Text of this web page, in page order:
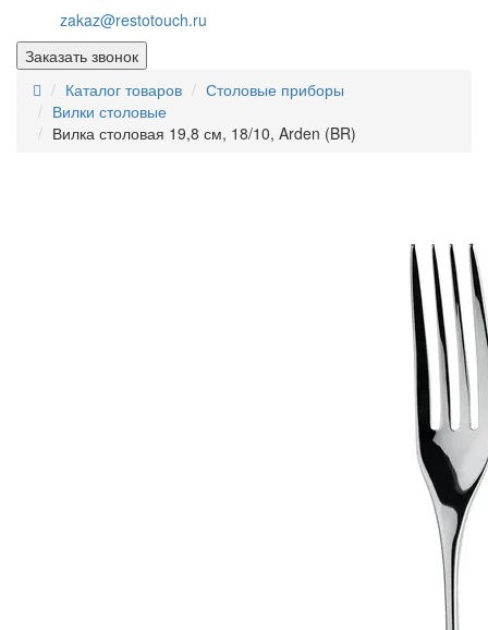
zakaz@restotouch.ru
Заказать звонок
Каталог товаров
Столовые приборы
Вилки столовые
Вилка столовая 19,8 см, 18/10, Arden (BR)